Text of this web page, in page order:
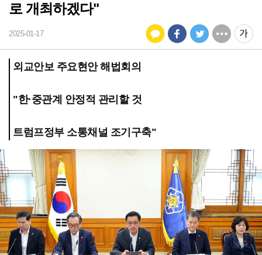
로 개최하겠다"
2025-01-17
외교안보 주요현안 해법회의
"한·중관계 안정적 관리할 것
트럼프정부 소통채널 조기구축"